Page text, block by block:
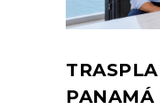
PANAMÁ